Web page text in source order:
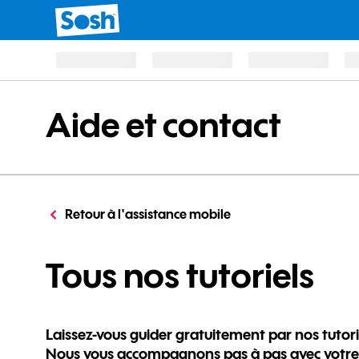
Aide et contact
Retour à l'assistance mobile
Tous nos tutoriels
Laissez-vous guider gratuitement par nos
Nous vous accompagnons pas à pas avec